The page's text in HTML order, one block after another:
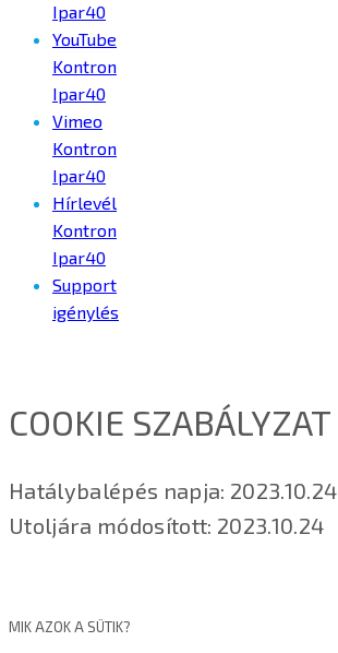
Ipar40
YouTube
Kontron
Ipar40
Vimeo
Kontron
Ipar40
Hírlevél
Kontron
Ipar40
Support
igénylés
COOKIE SZABÁLYZAT
Hatálybalépés napja: 2023.10.24
Utoljára módosított: 2023.10.24
MIK AZOK A SÜTIK?